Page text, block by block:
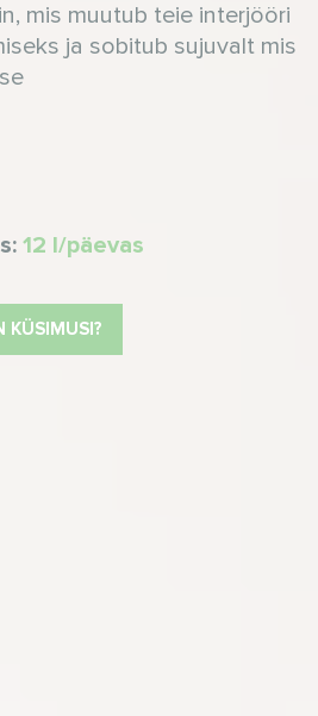
mis muutub teie interjööri
ja sobitub sujuvalt mis
12 l/päevas
KÜSIMUSI?